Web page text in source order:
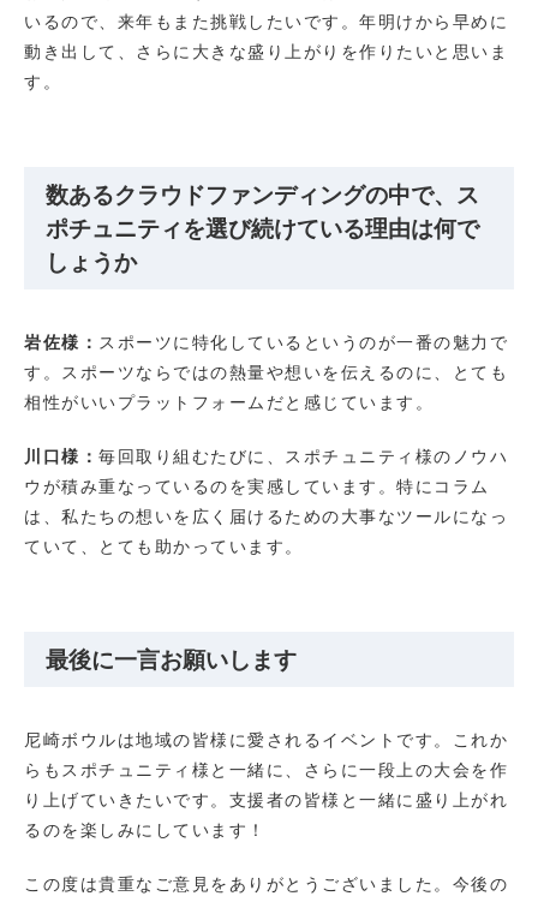
いるので、来年もまた挑戦したいです。年明けから早めに
動き出して、さらに大きな盛り上がりを作りたいと思いま
す。
数あるクラウドファンディングの中で、ス
ポチュニティを選び続けている理由は何で
しょうか
岩佐様： スポーツに特化しているというのが一番の魅力で
す。スポーツならではの熱量や想いを伝えるのに、とても
相性がいいプラットフォームだと感じています。
川口様： 毎回取り組むたびに、スポチュニティ様のノウハ
ウが積み重なっているのを実感しています。特にコラム
は、私たちの想いを広く届けるための大事なツールになっ
ていて、とても助かっています。
最後に一言お願いします
尼崎ボウルは地域の皆様に愛されるイベントです。これか
らもスポチュニティ様と一緒に、さらに一段上の大会を作
り上げていきたいです。支援者の皆様と一緒に盛り上がれ
るのを楽しみにしています！
この度は貴重なご意見をありがとうございました。今後の